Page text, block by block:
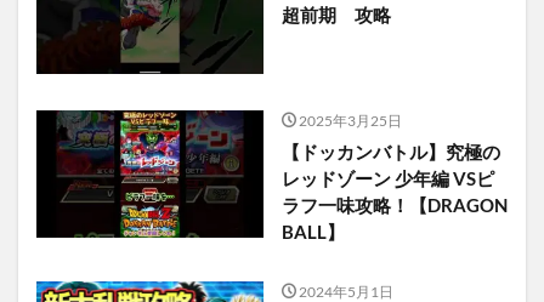
超前期 攻略
2025年3月25日
【ドッカンバトル】究極の
レッドゾーン 少年編 VSピ
ラフ一味攻略！【DRAGON
BALL】
2024年5月1日